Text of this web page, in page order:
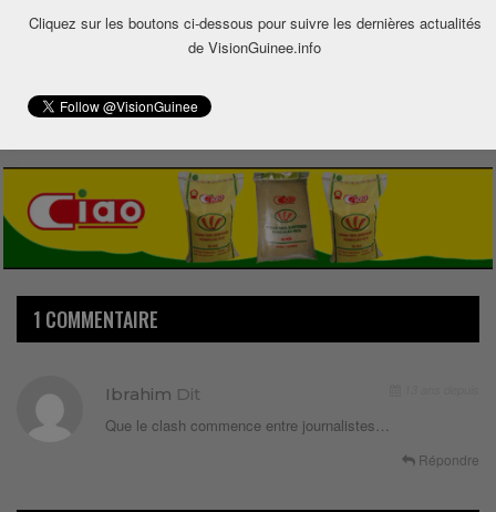
Share
1 COMMENTAIRE
Ibrahim Dit
Que le clash commence entre journalistes…
Répondre
Cliquez sur les boutons ci-dessous pour suivre les dernières actualités
de VisionGuinee.info